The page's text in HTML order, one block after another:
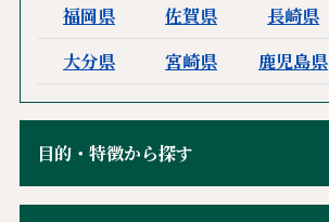
福岡県 佐賀県 長崎県
大分県
宮崎県 鹿児島県
目的・特徴から探す